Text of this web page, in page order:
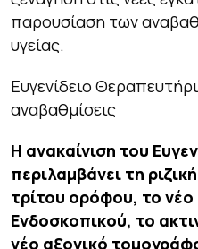
παρουσίαση των
υγείας.
Ευγενίδειο
αναβαθμίσεις
Η ανακαίνιση του
περιλαμβάνει τη
τρίτου ορόφου, το
Ενδοσκοπικού, το
νέο αξονικό